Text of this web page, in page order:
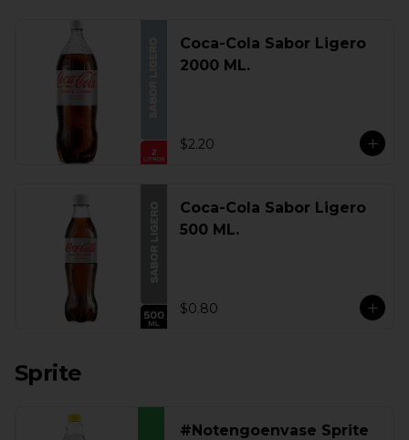
Coca-Cola Sabor Ligero
2000 ML.
$2.20
Coca-Cola Sabor Ligero
500 ML.
$0.80
Sprite
#Notengoenvase Sprite